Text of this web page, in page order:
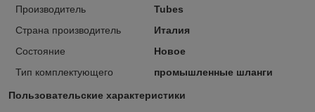
Производитель
Tubes
Страна производитель
Италия
Состояние
Новое
Тип комплектующего
промышленные шланги
Пользовательские характеристики